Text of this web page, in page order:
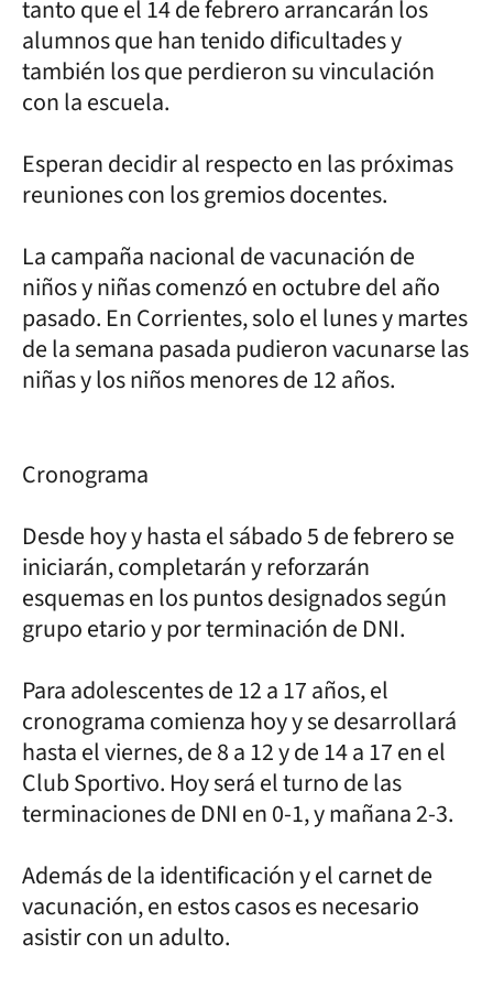
tanto que el 14 de febrero arrancarán los
alumnos que han tenido dificultades y
también los que perdieron su vinculación
con la escuela.
Esperan decidir al respecto en las próximas
reuniones con los gremios docentes.
La campaña nacional de vacunación de
niños y niñas comenzó en octubre del año
pasado. En Corrientes, solo el lunes y martes
de la semana pasada pudieron vacunarse las
niñas y los niños menores de 12 años.
Cronograma
Desde hoy y hasta el sábado 5 de febrero se
iniciarán, completarán y reforzarán
esquemas en los puntos designados según
grupo etario y por terminación de DNI.
Para adolescentes de 12 a 17 años, el
cronograma comienza hoy y se desarrollará
hasta el viernes, de 8 a 12 y de 14 a 17 en el
Club Sportivo. Hoy será el turno de las
terminaciones de DNI en 0-1, y mañana 2-3.
Además de la identificación y el carnet de
vacunación, en estos casos es necesario
asistir con un adulto.